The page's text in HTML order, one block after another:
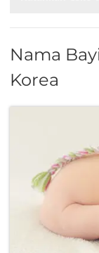
Nama
Korea